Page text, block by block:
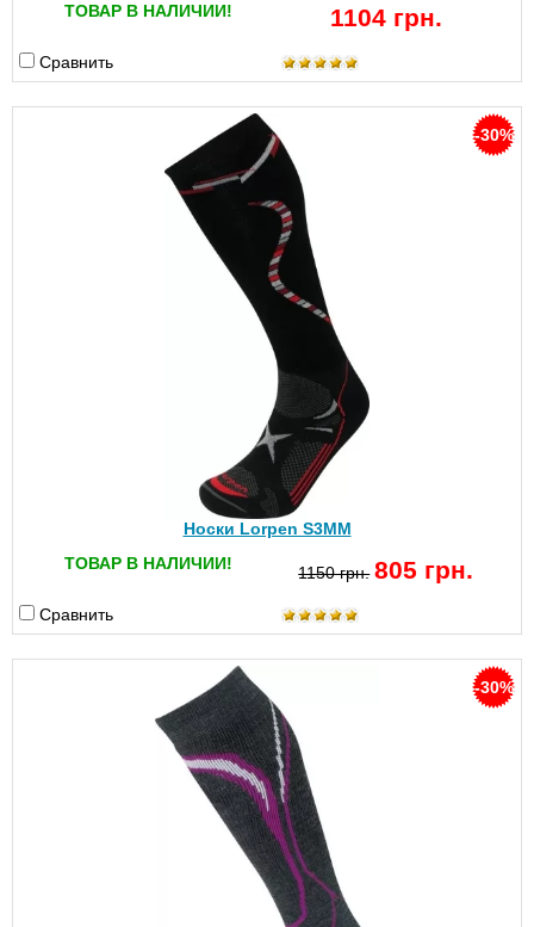
ТОВАР В НАЛИЧИИ!
1104 грн.
Сравнить
-30%
Носки Lorpen S3MM
ТОВАР В НАЛИЧИИ!
1150 грн. 805 грн.
Сравнить
-30%